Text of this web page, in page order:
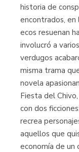
historia de
encontrados, en
ecos resuenan
involucró a
verdugos
misma trama
novela
Fiesta del
con dos
recrea
aquellos que
economía de un